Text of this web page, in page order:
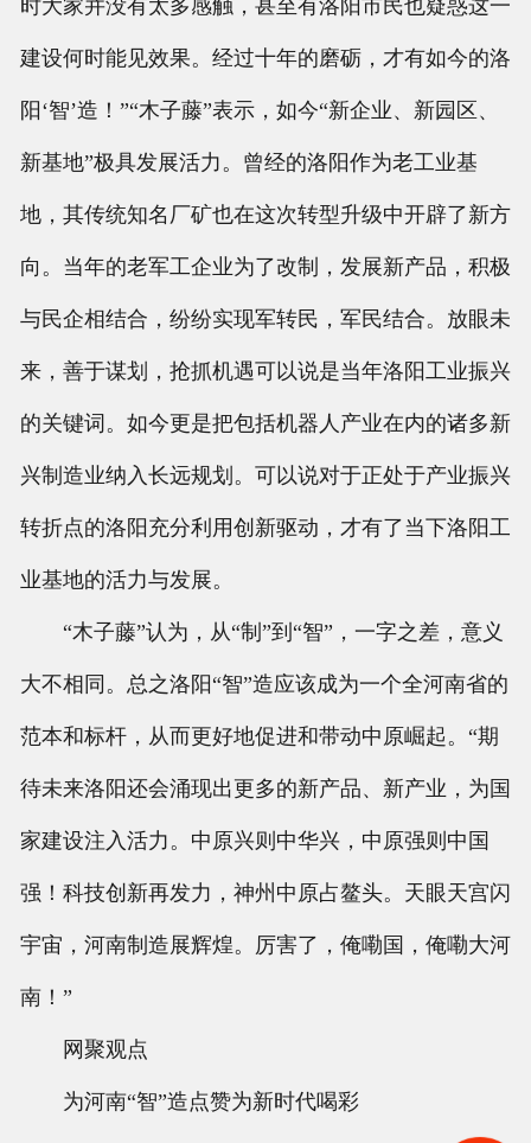
时大家并没有太多感触，甚至有洛阳市民也疑惑这一
建设何时能见效果。经过十年的磨砺，才有如今的洛
阳‘智’造！”“木子藤”表示，如今“新企业、新园区、
新基地”极具发展活力。曾经的洛阳作为老工业基
地，其传统知名厂矿也在这次转型升级中开辟了新方
向。当年的老军工企业为了改制，发展新产品，积极
与民企相结合，纷纷实现军转民，军民结合。放眼未
来，善于谋划，抢抓机遇可以说是当年洛阳工业振兴
的关键词。如今更是把包括机器人产业在内的诸多新
兴制造业纳入长远规划。可以说对于正处于产业振兴
转折点的洛阳充分利用创新驱动，才有了当下洛阳工
业基地的活力与发展。
“木子藤”认为，从“制”到“智”，一字之差，意义
大不相同。总之洛阳“智”造应该成为一个全河南省的
范本和标杆，从而更好地促进和带动中原崛起。“期
待未来洛阳还会涌现出更多的新产品、新产业，为国
家建设注入活力。中原兴则中华兴，中原强则中国
强！科技创新再发力，神州中原占鳌头。天眼天宫闪
宇宙，河南制造展辉煌。厉害了，俺嘞国，俺嘞大河
南！”
网聚观点
为河南“智”造点赞为新时代喝彩